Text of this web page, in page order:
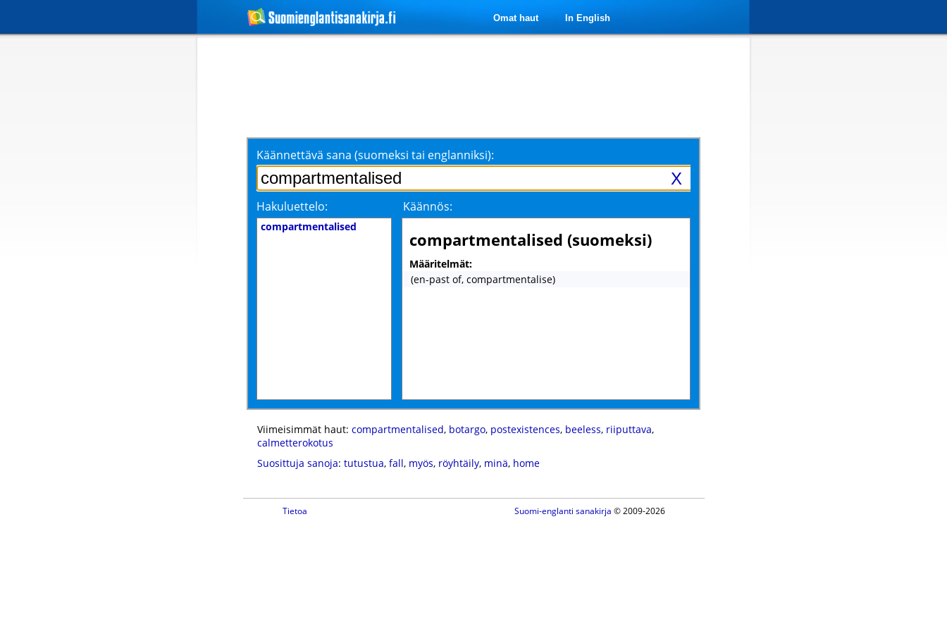
Omat haut In English
Käännettävä sana (suomeksi tai englanniksi):
X
Hakuluettelo: Käännös:
compartmentalised
compartmentalised (suomeksi)
Määritelmät:
(en-past of, compartmentalise)
Viimeisimmät haut: compartmentalised, botargo, postexistences, beeless, riiputtava,
calmetterokotus
Suosittuja sanoja: tutustua, fall, myös, röyhtäily, minä, home
Tietoa Suomi-englanti sanakirja © 2009-2026